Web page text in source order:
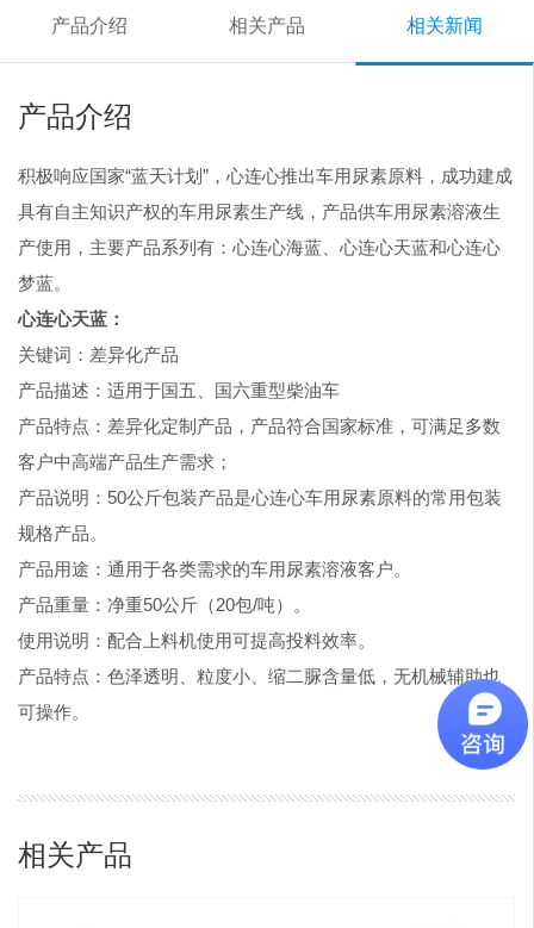
产品介绍 相关产品 相关新闻
产品介绍
积极响应国家“蓝天计划”，心连心推出车用尿素原料，成功建成
具有自主知识产权的车用尿素生产线，产品供车用尿素溶液生
产使用，主要产品系列有：心连心海蓝、心连心天蓝和心连心
梦蓝。
心连心天蓝：
关键词：差异化产品
产品描述：适用于国五、国六重型柴油车
产品特点：差异化定制产品，产品符合国家标准，可满足多数
客户中高端产品生产需求；
产品说明：50公斤包装产品是心连心车用尿素原料的常用包装
规格产品。
产品用途：通用于各类需求的车用尿素溶液客户。
产品重量：净重50公斤（20包/吨）。
使用说明：配合上料机使用可提高投料效率。
产品特点：色泽透明、粒度小、缩二脲含量低，无机械辅助也
可操作。
相关产品